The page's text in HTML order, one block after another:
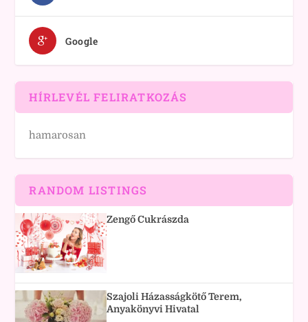
Google
HÍRLEVÉL FELIRATKOZÁS
hamarosan
RANDOM LISTINGS
Zengő Cukrászda
Szajoli Házasságkötő Terem,
Anyakönyvi Hivatal